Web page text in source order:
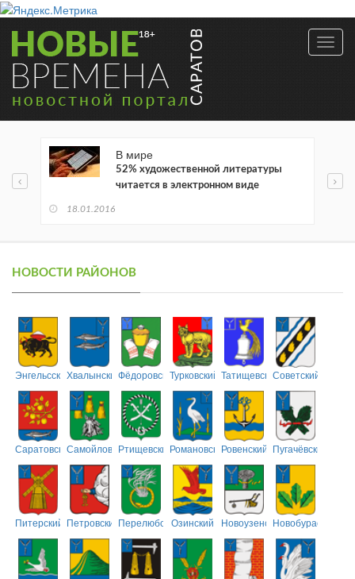
В мире
52% художественной литературы
читается в электронном виде
18.01.2016
НОВОСТИ РАЙОНОВ
ЭнгельсскийХвалынскийФёдоровскийТурковский ТатищевскийСоветский
СаратовскийСамойловскийРтищевскийРомановскийРовенский Пугачёвский
Питерский ПетровскийПерелюбскийОзинский НовоузенскийНовобурасский